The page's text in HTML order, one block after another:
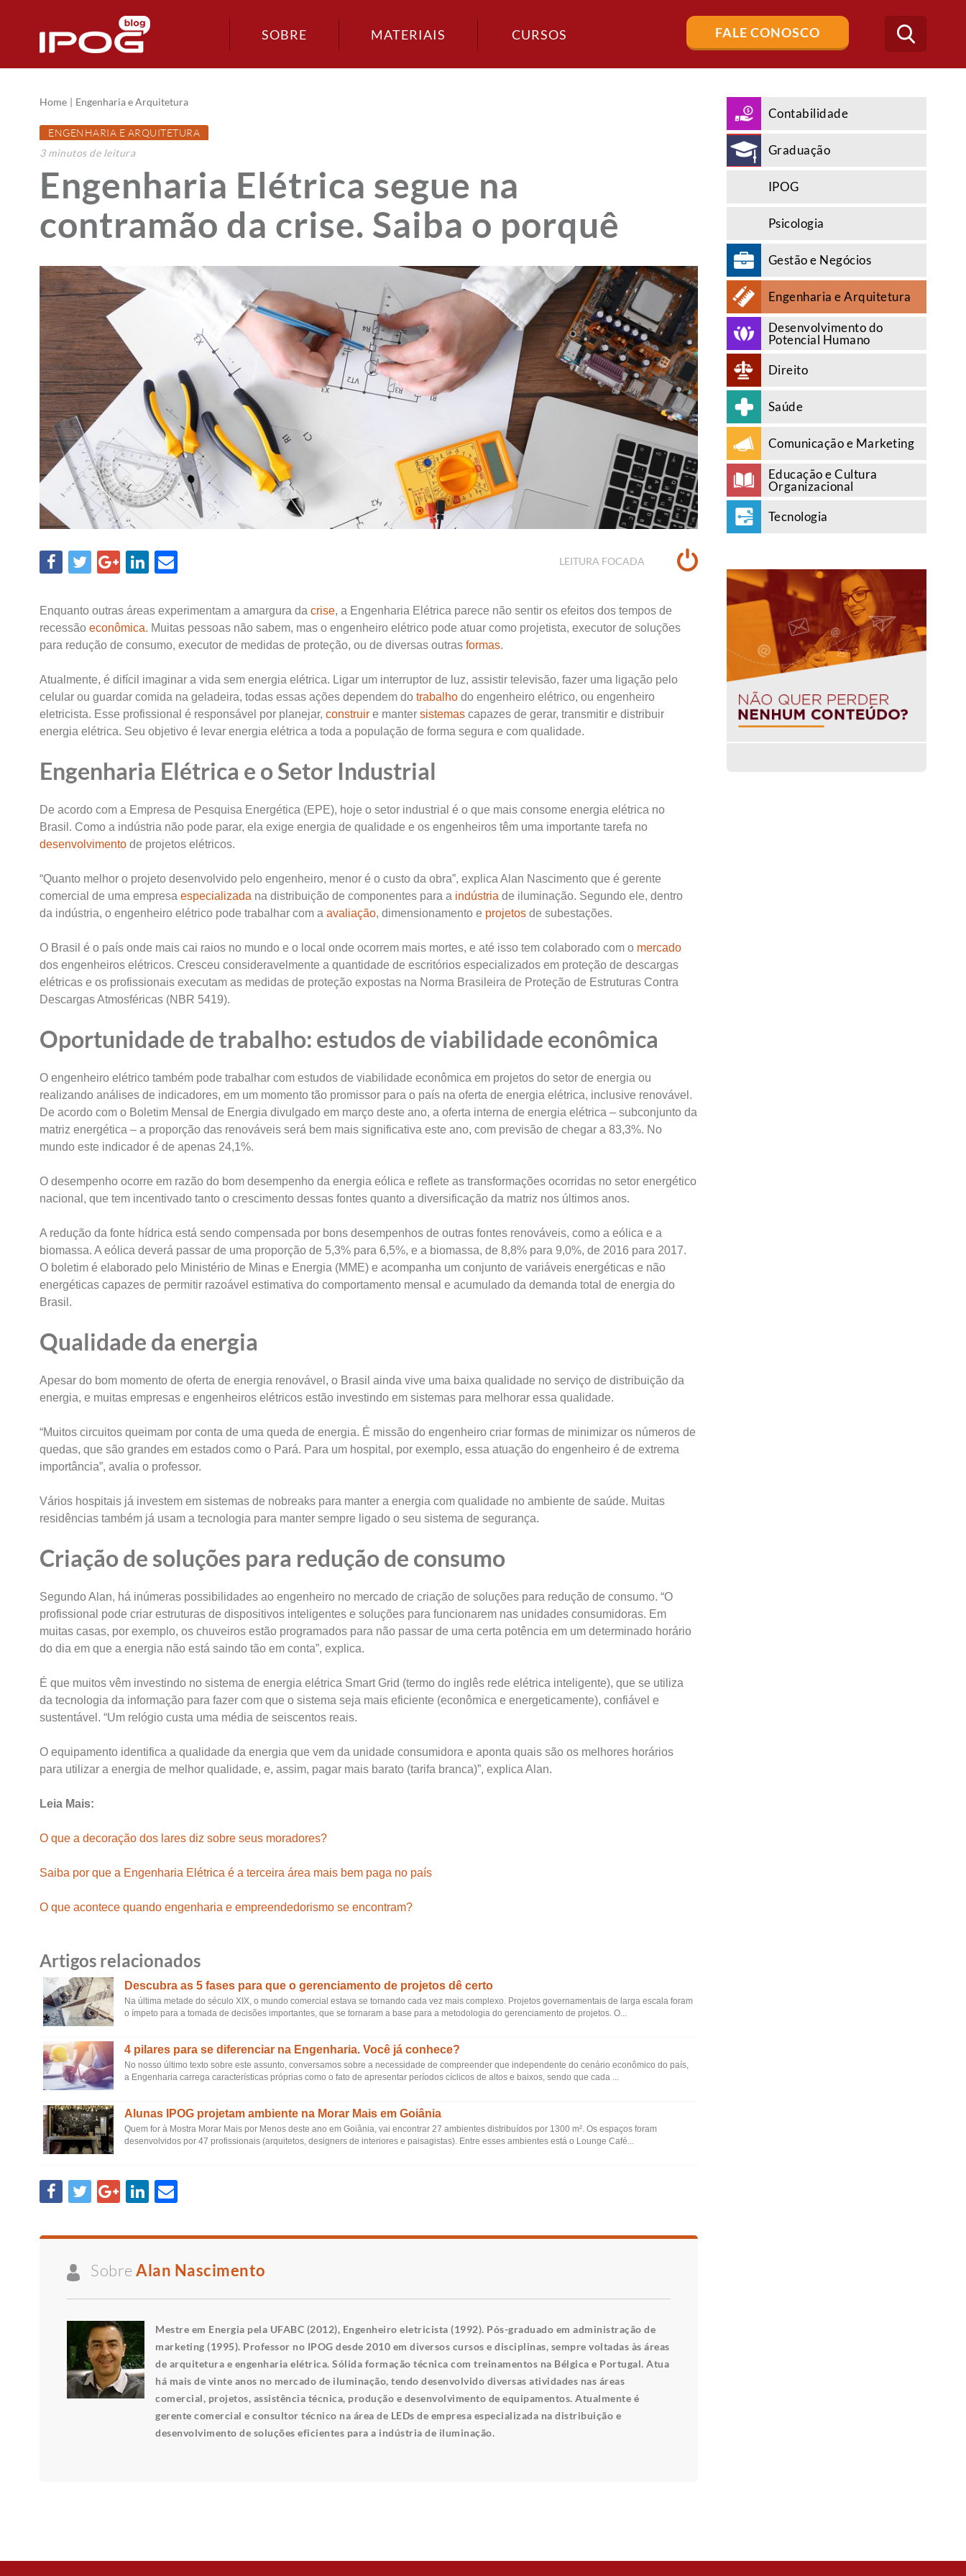
SOBRE MATERIAIS CURSOS FALE CONOSCO
Buscar
no
blog
Home Engenharia e Arquitetura
ENGENHARIA E ARQUITETURA
3 minutosde leitura
Engenharia Elétrica segue na
contramão da crise. Saiba o porquê
LEITURA FOCADA
Enquanto outras áreas experimentam a amargura da crise, a Engenharia Elétrica parece não sentir os efeitos dos tempos de
recessão econômica. Muitas pessoas não sabem, mas o engenheiro elétrico pode atuar como projetista, executor de soluções
para redução de consumo, executor de medidas de proteção, ou de diversas outras formas.
Atualmente, é difícil imaginar a vida sem energia elétrica. Ligar um interruptor de luz, assistir televisão, fazer uma ligação pelo
celular ou guardar comida na geladeira, todas essas ações dependem do trabalho do engenheiro elétrico, ou engenheiro
eletricista. Esse profissional é responsável por planejar, construir e manter sistemas capazes de gerar, transmitir e distribuir
energia elétrica. Seu objetivo é levar energia elétrica a toda a população de forma segura e com qualidade.
Engenharia Elétrica e o Setor Industrial
De acordo com a Empresa de Pesquisa Energética (EPE), hoje o setor industrial é o que mais consome energia elétrica no
Brasil. Como a indústria não pode parar, ela exige energia de qualidade e os engenheiros têm uma importante tarefa no
desenvolvimento de projetos elétricos.
“Quanto melhor o projeto desenvolvido pelo engenheiro, menor é o custo da obra”, explica Alan Nascimento que é gerente
comercial de uma empresa especializada na distribuição de componentes para a indústria de iluminação. Segundo ele, dentro
da indústria, o engenheiro elétrico pode trabalhar com a avaliação, dimensionamento e projetos de subestações.
O Brasil é o país onde mais cai raios no mundo e o local onde ocorrem mais mortes, e até isso tem colaborado com o mercado
dos engenheiros elétricos. Cresceu consideravelmente a quantidade de escritórios especializados em proteção de descargas
elétricas e os profissionais executam as medidas de proteção expostas na Norma Brasileira de Proteção de Estruturas Contra
Descargas Atmosféricas (NBR 5419).
Oportunidade de trabalho: estudos de viabilidade econômica
O engenheiro elétrico também pode trabalhar com estudos de viabilidade econômica em projetos do setor de energia ou
realizando análises de indicadores, em um momento tão promissor para o país na oferta de energia elétrica, inclusive renovável.
De acordo com o Boletim Mensal de Energia divulgado em março deste ano, a oferta interna de energia elétrica – subconjunto da
matriz energética – a proporção das renováveis será bem mais significativa este ano, com previsão de chegar a 83,3%. No
mundo este indicador é de apenas 24,1%.
O desempenho ocorre em razão do bom desempenho da energia eólica e reflete as transformações ocorridas no setor energético
nacional, que tem incentivado tanto o crescimento dessas fontes quanto a diversificação da matriz nos últimos anos.
A redução da fonte hídrica está sendo compensada por bons desempenhos de outras fontes renováveis, como a eólica e a
biomassa. A eólica deverá passar de uma proporção de 5,3% para 6,5%, e a biomassa, de 8,8% para 9,0%, de 2016 para 2017.
O boletim é elaborado pelo Ministério de Minas e Energia (MME) e acompanha um conjunto de variáveis energéticas e não
energéticas capazes de permitir razoável estimativa do comportamento mensal e acumulado da demanda total de energia do
Brasil.
Qualidade da energia
Apesar do bom momento de oferta de energia renovável, o Brasil ainda vive uma baixa qualidade no serviço de distribuição da
energia, e muitas empresas e engenheiros elétricos estão investindo em sistemas para melhorar essa qualidade.
“Muitos circuitos queimam por conta de uma queda de energia. É missão do engenheiro criar formas de minimizar os números de
quedas, que são grandes em estados como o Pará. Para um hospital, por exemplo, essa atuação do engenheiro é de extrema
importância”, avalia o professor.
Vários hospitais já investem em sistemas de nobreaks para manter a energia com qualidade no ambiente de saúde. Muitas
residências também já usam a tecnologia para manter sempre ligado o seu sistema de segurança.
Criação de soluções para redução de consumo
Segundo Alan, há inúmeras possibilidades ao engenheiro no mercado de criação de soluções para redução de consumo. “O
profissional pode criar estruturas de dispositivos inteligentes e soluções para funcionarem nas unidades consumidoras. Em
muitas casas, por exemplo, os chuveiros estão programados para não passar de uma certa potência em um determinado horário
do dia em que a energia não está saindo tão em conta”, explica.
É que muitos vêm investindo no sistema de energia elétrica Smart Grid (termo do inglês rede elétrica inteligente), que se utiliza
da tecnologia da informação para fazer com que o sistema seja mais eficiente (econômica e energeticamente), confiável e
sustentável. “Um relógio custa uma média de seiscentos reais.
O equipamento identifica a qualidade da energia que vem da unidade consumidora e aponta quais são os melhores horários
para utilizar a energia de melhor qualidade, e, assim, pagar mais barato (tarifa branca)”, explica Alan.
Leia Mais:
O que a decoração dos lares diz sobre seus moradores?
Saiba por que a Engenharia Elétrica é a terceira área mais bem paga no país
O que acontece quando engenharia e empreendedorismo se encontram?
Artigos relacionados
Descubra as 5 fases para que o gerenciamento de projetos dê certo
Na última metade do século XIX, o mundo comercial estava se tornando cada vez mais complexo. Projetos governamentais de larga escala foram
o ímpeto para a tomada de decisões importantes, que se tornaram a base para a metodologia do gerenciamento de projetos. O...
4 pilares para se diferenciar na Engenharia. Você já conhece?
No nosso último texto sobre este assunto, conversamos sobre a necessidade de compreender que independente do cenário econômico do país,
a Engenharia carrega características próprias como o fato de apresentar períodos cíclicos de altos e baixos, sendo que cada ...
Alunas IPOG projetam ambiente na Morar Mais em Goiânia
Quem for à Mostra Morar Mais por Menos deste ano em Goiânia, vai encontrar 27 ambientes distribuídos por 1300 m². Os espaços foram
desenvolvidos por 47 profissionais (arquitetos, designers de interiores e paisagistas). Entre esses ambientes está o Lounge Café...
Sobre Alan Nascimento
Mestre em Energia pela UFABC (2012), Engenheiro eletricista (1992). Pós-graduado em administração de
marketing (1995). Professor no IPOG desde 2010 em diversos cursos e disciplinas, sempre voltadas às áreas
de arquitetura e engenharia elétrica. Sólida formação técnica com treinamentos na Bélgica e Portugal. Atua
há mais de vinte anos no mercado de iluminação, tendo desenvolvido diversas atividades nas áreas
comercial, projetos, assistência técnica, produção e desenvolvimento de equipamentos. Atualmente é
gerente comercial e consultor técnico na área de LEDs de empresa especializada na distribuição e
desenvolvimento de soluções eficientes para a indústria de iluminação.
Contabilidade
Graduação
IPOG
Psicologia
Gestão e Negócios
Engenharia e Arquitetura
Desenvolvimento do
Potencial Humano
Direito
Saúde
Comunicação e Marketing
Educação e Cultura
Organizacional
Tecnologia